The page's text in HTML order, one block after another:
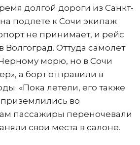
долгой дороги из Санкт-
подлете к Сочи экипаж
не принимает, и рейс
Оттуда самолет
морю, но в Сочи
а борт отправили в
«Пока летели, его также
приземлились во
пассажиры переночевали
свои места в салоне.